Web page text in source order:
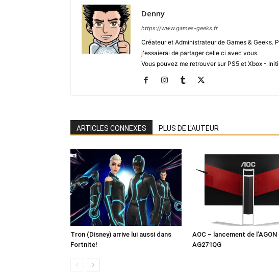
Denny
https://www.games-geeks.fr
Créateur et Administrateur de Games & Geeks.
j'essaierai de partager celle ci avec vous.
Vous pouvez me retrouver sur PS5 et Xbox -
ARTICLES CONNEXES PLUS DE L'AUTEUR
Tron (Disney) arrive lui aussi dans
Fortnite!
AOC – lancement de l’AGON
AG271QG